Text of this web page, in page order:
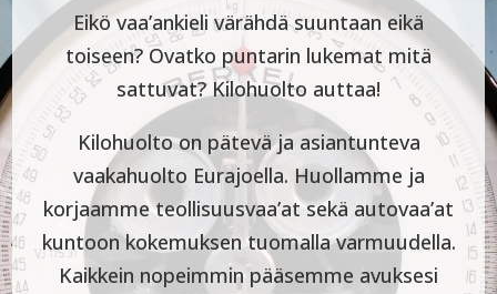
Eikö vaa’ankieli värähdä suuntaan eikä
toiseen? Ovatko puntarin lukemat mitä
sattuvat? Kilohuolto auttaa!
Kilohuolto on pätevä ja asiantunteva
vaakahuolto Eurajoella. Huollamme ja
korjaamme teollisuusvaa’at sekä autovaa’at
kuntoon kokemuksen tuomalla varmuudella.
Kaikkein nopeimmin pääsemme avuksesi